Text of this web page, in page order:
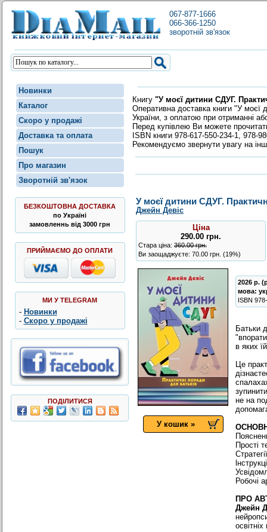
067-877-1666
066-366-1250
зворотній зв'язок
Новинки
Каталог
Скоро у продажі
Доставка та оплата
Пошук
Про магазин
Зворотній зв'язок
БЕЗКОШТОВНА ДОСТАВКА
по Україні
замовленнь від 3000 грн
ПРИЙМАЄМО ДО ОПЛАТИ
МИ У TELEGRAM
- Новинки
- Скоро у продажі
ПОДІЛИТИСЯ
Книгу "У моєї дитини СДУГ.
Оперативна доставка книги "У моєї
України, з оплатою при отриманні
Перед купівлею Ви можете
ISBN книги 978-617-550-234-1, 978-
Рекомендуємо звернути увагу на
У моєї дитини СДУГ.
Джейн Девіс
Ціна
290.00 грн.
Стара ціна: 360.00 грн.
Ви заощаджуєте: 70.00 грн. (19%)
У кошик »
2026 р.
мова:
ISBN
Батьки
в яких
Це
не на
Прості
Робочі
ПРO
Джейн